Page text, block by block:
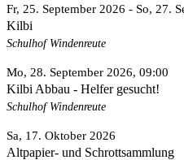
Fr, 25. September 2026 - So, 27.
Kilbi
Schulhof Windenreute
Mo, 28. September 2026, 09:00
Kilbi Abbau - Helfer gesucht!
Schulhof Windenreute
Sa, 17. Oktober 2026
Altpapier- und Schrottsammlung